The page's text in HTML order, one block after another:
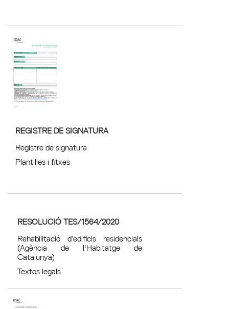
REGISTRE DE SIGNATURA
Registre de signatura
Plantilles i fitxes
RESOLUCIÓ TES/1564/2020
Rehabilitació d’edificis residencials
(Agència de l'Habitatge de
Catalunya)
Textos legals